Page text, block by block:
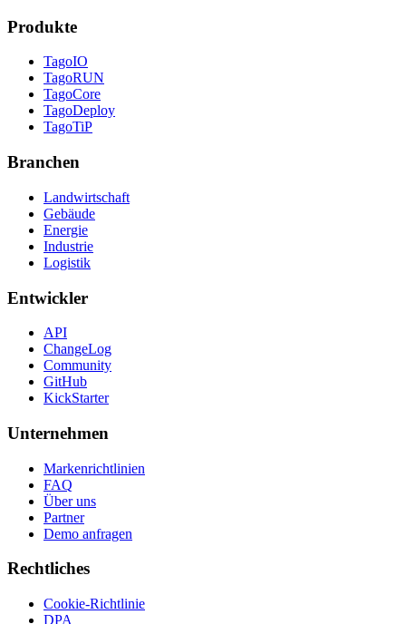
Produkte
TagoIO
TagoRUN
TagoCore
TagoDeploy
TagoTiP
Branchen
Landwirtschaft
Gebäude
Energie
Industrie
Logistik
Entwickler
API
ChangeLog
Community
GitHub
KickStarter
Unternehmen
Markenrichtlinien
FAQ
Über uns
Partner
Demo anfragen
Rechtliches
Cookie-Richtlinie
DPA